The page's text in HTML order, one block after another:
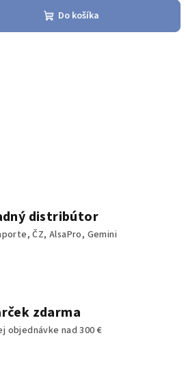
Do košíka
distribútor
ČZ, AlsaPro, Gemini
zdarma
objednávke nad 300 €